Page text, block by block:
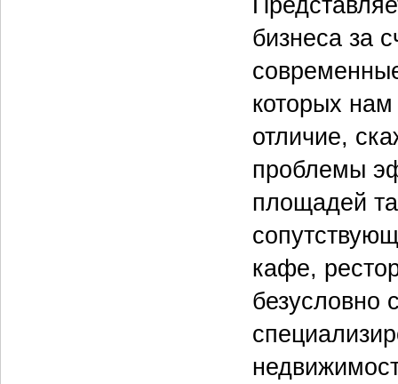
бизнеса за
которых
отличие,
проблемы
площадей
кафе,
безусловно